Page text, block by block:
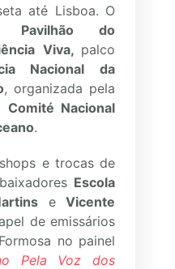
até Lisboa. O
Pavilhão do
Viva, palco
Nacional da
, organizada pela
Comité Nacional
.
e trocas de
Escola
e Vicente
de emissários
no painel
Pela Voz dos